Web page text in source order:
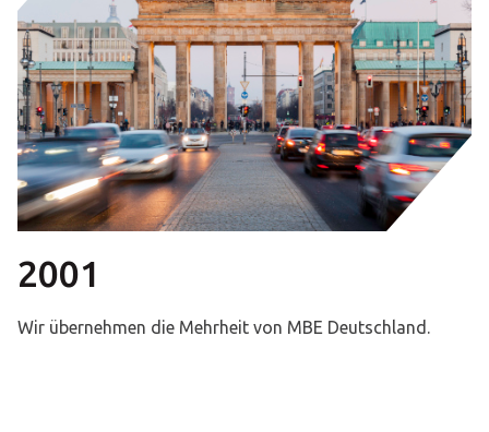
2001
Wir übernehmen die Mehrheit von MBE Deutschland.